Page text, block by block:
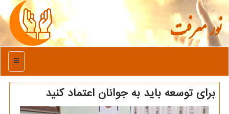
نور معرفت
منو
برای توسعه باید به جوانان اعتماد کنید